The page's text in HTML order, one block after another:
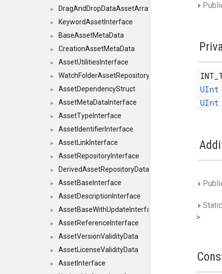
► DragAndDropDataAssetArray
► KeywordAssetInterface
► BaseAssetMetaData
► CreationAssetMetaData
► AssetUtilitiesInterface
► WatchFolderAssetRepositoryInterface
► AssetDependencyStruct
► AssetMetaDataInterface
► AssetTypeInterface
► AssetIdentifierInterface
► AssetLinkInterface
► AssetRepositoryInterface
► DerivedAssetRepositoryDataInterface
► AssetBaseInterface
► AssetDescriptionInterface
► AssetBaseWithUpdateInterface
► AssetReferenceInterface
► AssetVersionValidityData
► AssetLicenseValidityData
►
AssetInterface
UInt
UInt
>